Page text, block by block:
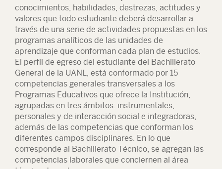
conocimientos, habilidades, destrezas, actitudes y
valores que todo estudiante deberá desarrollar a
través de una serie de actividades propuestas en los
programas analíticos de las unidades de
aprendizaje que conforman cada plan de estudios.
El perfil de egreso del estudiante del Bachillerato
General de la UANL, está conformado por 15
competencias generales transversales a los
Programas Educativos que ofrece la Institución,
agrupadas en tres ámbitos: instrumentales,
personales y de interacción social e integradoras,
además de las competencias que conforman los
diferentes campos disciplinares. En lo que
corresponde al Bachillerato Técnico, se agregan las
competencias laborales que conciernen al área